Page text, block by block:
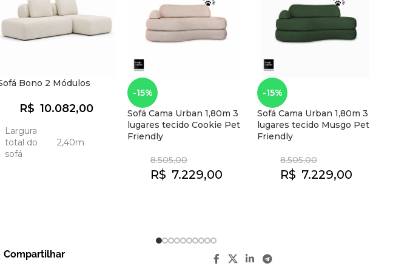
Bono 2 Módulos
R$ 10.082,00
Largura
total do
sofá
2,40m
R24)
-15%
Sofá Cama Urban 1,80m 3
lugares tecido Cookie Pet
Friendly
8.505,00
R$ 7.229,00
-15%
Sofá Cama Urban 1,80m 3
lugares tecido Musgo Pet
Friendly
8.505,00
R$ 7.229,00
Compartilhar